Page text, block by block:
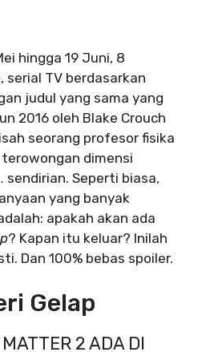
hingga 19 Juni, 8
, serial TV berdasarkan
judul yang sama yang
2016 oleh Blake Crouch
seorang profesor fisika
dimensi
Seperti biasa,
yang banyak
apakah akan ada
? Kapan itu keluar? Inilah
Dan 100% bebas spoiler.
Gelap
2 ADA DI